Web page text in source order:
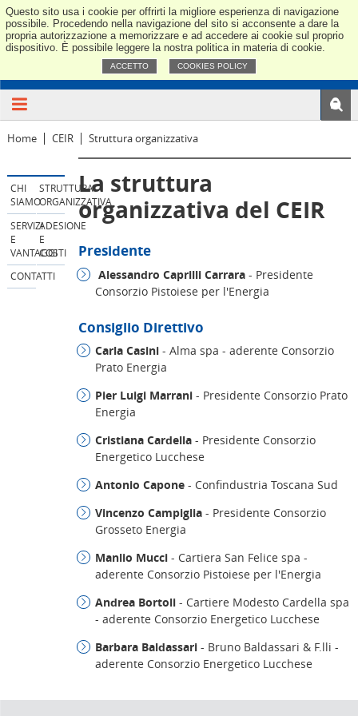
Questo sito usa i cookie per offrirti la migliore esperienza di navigazione
possibile. Procedendo nella navigazione del sito si acconsente a dare la
propria autorizzazione a memorizzare e ad accedere ai cookie sul proprio
dispositivo. È possibile leggere la nostra politica in materia di cookie.
ACCETTO COOKIES POLICY
Home CEIR Struttura organizzativa
CHI
SIAMO
STRUTTURA
ORGANIZZATIVA
SERVIZI
E
VANTAGGI
ADESIONE
E
COSTI
CONTATTI
La struttura
organizzativa del CEIR
Presidente
Alessandro Caprilli Carrara - Presidente
Consorzio Pistoiese per l'Energia
Consiglio Direttivo
Carla Casini - Alma spa - aderente Consorzio
Prato Energia
Pier Luigi Marrani - Presidente Consorzio Prato
Energia
Cristiana Cardella - Presidente Consorzio
Energetico Lucchese
Antonio Capone - Confindustria Toscana Sud
Vincenzo Campiglia - Presidente Consorzio
Grosseto Energia
Manlio Mucci - Cartiera San Felice spa -
aderente Consorzio Pistoiese per l'Energia
Andrea Bortoli - Cartiere Modesto Cardella spa
- aderente Consorzio Energetico Lucchese
Barbara Baldassari - Bruno Baldassari & F.lli -
aderente Consorzio Energetico Lucchese